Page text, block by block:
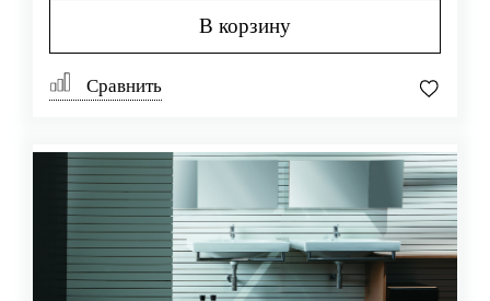
В корзину
Сравнить